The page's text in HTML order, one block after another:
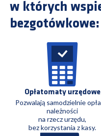
w których
bezgotówkowe:
Opłatomaty urzędowe
Pozwalają samodzielnie
należności
na rzecz urzędu,
bez korzystania z kasy.